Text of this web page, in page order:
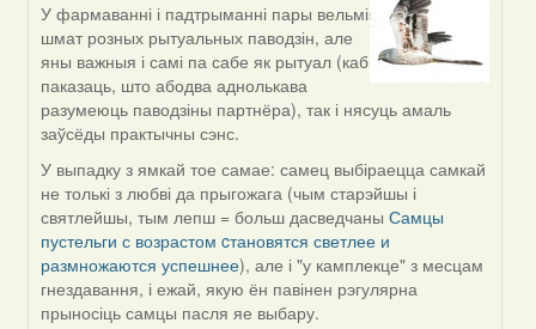
In
reply
to
by
Estydaven
У фармаванні і падтрыманні пары вельмі
шмат розных рытуальных паводзін, але
яны важныя і самі па сабе як рытуал (каб
паказаць, што абодва аднолькава
разумеюць паводзіны партнёра), так і нясуць амаль
заўсёды практычны сэнс.
У выпадку з ямкай тое самае: самец выбіраецца самкай
не толькі з любві да прыгожага (чым старэйшы і
святлейшы, тым лепш = больш дасведчаныСамцы
пустельги с возрастом cтановятся светлее и
размножаются успешнее), але і "у камплекце" з месцам
гнездавання, і ежай, якую ён павінен рэгулярна
прыносіць самцы пасля яе выбару.